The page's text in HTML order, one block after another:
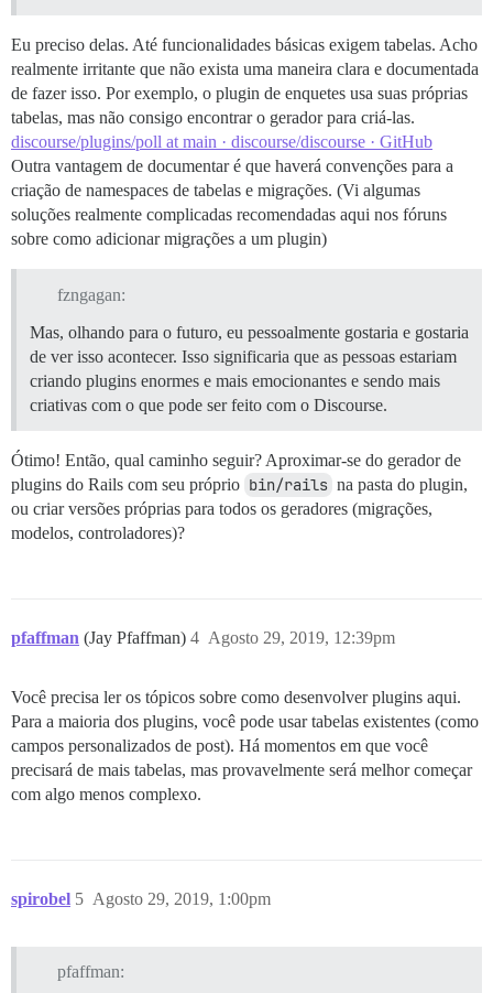
Eu preciso delas. Até funcionalidades básicas exigem tabelas. Acho
realmente irritante que não exista uma maneira clara e documentada
de fazer isso. Por exemplo, o plugin de enquetes usa suas próprias
tabelas, mas não consigo encontrar o gerador para criá-las.
discourse/plugins/poll at main · discourse/discourse · GitHub
Outra vantagem de documentar é que haverá convenções para a
criação de namespaces de tabelas e migrações. (Vi algumas
soluções realmente complicadas recomendadas aqui nos fóruns
sobre como adicionar migrações a um plugin)
fzngagan:
Mas, olhando para o futuro, eu pessoalmente gostaria e gostaria
de ver isso acontecer. Isso significaria que as pessoas estariam
criando plugins enormes e mais emocionantes e sendo mais
criativas com o que pode ser feito com o Discourse.
Ótimo! Então, qual caminho seguir? Aproximar-se do gerador de
plugins do Rails com seu próprio bin/rails na pasta do plugin,
ou criar versões próprias para todos os geradores (migrações,
modelos, controladores)?
pfaffman (Jay Pfaffman) Agosto 29, 2019, 12:39pm
4
Você precisa ler os tópicos sobre como desenvolver plugins aqui.
Para a maioria dos plugins, você pode usar tabelas existentes (como
campos personalizados de post). Há momentos em que você
precisará de mais tabelas, mas provavelmente será melhor começar
com algo menos complexo.
spirobel Agosto 29, 2019, 1:00pm
5
pfaffman: